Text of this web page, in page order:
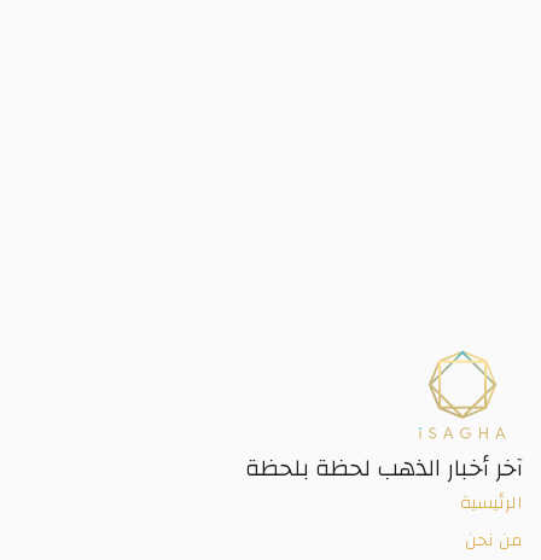
آخر أخبار الذهب لحظة بلحظة
الرئيسية
من نحن